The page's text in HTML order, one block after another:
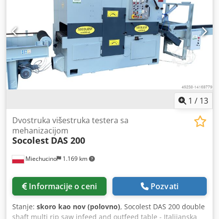
1 / 13
Miechucino 1.169 km
Dvostruka višestruka testera sa
mehanizacijom
Socolest DAS 200
Informacije o ceni Pozvati
Stanje: skoro kao nov (polovno), Socolest DAS 200 double
shaft multi rip saw infeed and outfeed table - Italijanska